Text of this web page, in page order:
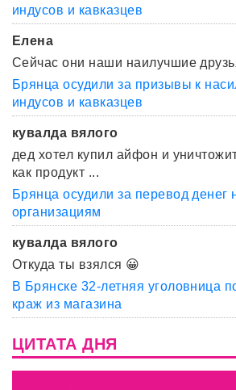
индусов и кавказцев
Елена
Сейчас они наши наилучшие
Брянца осудили за призывы к
индусов и кавказцев
кувалда вялого
дед хотел купил айфон и
как продукт ...
Брянца осудили за перевод денег
организациям
кувалда вялого
Откуда ты взялся 😀
В Брянске 32-летняя уголовница
краж из магазина
ЦИТАТА ДНЯ